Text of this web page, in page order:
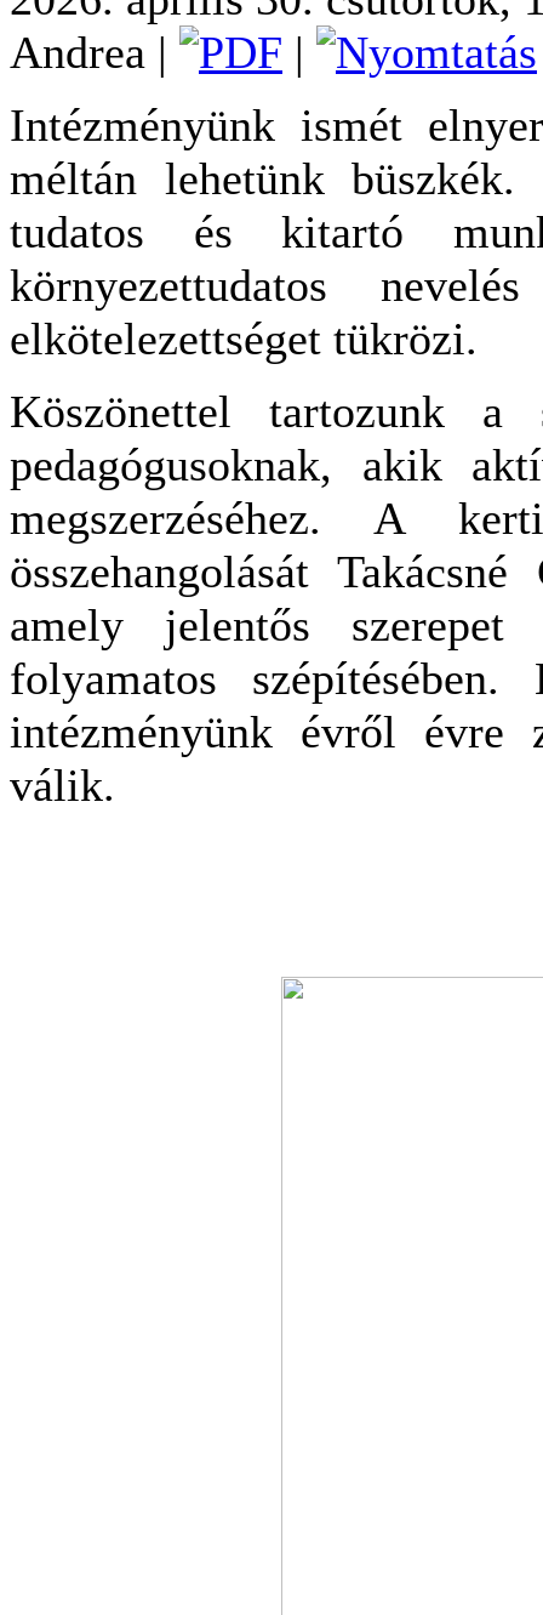
Andrea | |
Intézményünk ismét
méltán lehetünk
tudatos és kitartó
környezettudatos
elkötelezettséget tükrözi.
Köszönettel tartozunk
pedagógusoknak, akik
megszerzéséhez. A
összehangolását
amely jelentős szerepet
folyamatos szépítésében.
intézményünk évről évre
válik.